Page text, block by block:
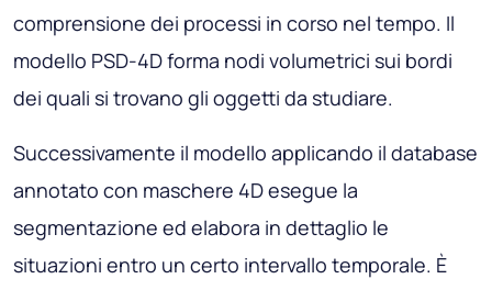
comprensione dei processi in corso nel tempo. Il
modello PSD-4D forma nodi volumetrici sui bordi
dei quali si trovano gli oggetti da studiare.
Successivamente il modello applicando il database
annotato con maschere 4D esegue la
segmentazione ed elabora in dettaglio le
situazioni entro un certo intervallo temporale. È